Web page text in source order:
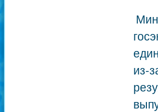
из-